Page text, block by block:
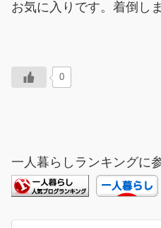
お気に入りです。着倒し
0
一人暮らしランキングに